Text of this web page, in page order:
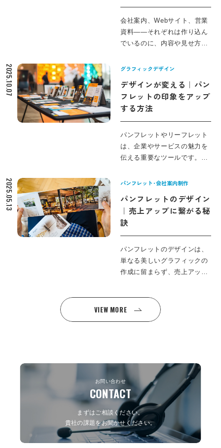
ころ、BtoB企業ならではの営
業プロセスとの相性、限られ
た予算での広告媒体比較と組
み合わせ方まで「広告の出し
「どのタイミングで外部パー
断できる実務的な視点から、
順番に整理していきます。
会社案内、Webサイト、営業
資料――それぞれは作り込ん
でいるのに、内容や見せ方が
なのか伝わりきっていない」
か？BtoB営業ツールや販促物
を個別最適で作り足していく
と、営業現場での活用が属人
化し、せっかくの問い合わせ
が商談に進まない「静かな機
会損失」が起こります。 本記
事では、会社案内とWebサイ
知から商談まで一貫した「営
理します。「いつ・何を・ど
のツールで」伝えるべきかを
明確にし、点在するツールを
売上へと直結させる実務的な
視点を解説します。
2025.10.07 グラフィックデザイン
デザインが変える｜パン
フレットの印象をアップ
する方法
パンフレットやリーフレット
は、企業やサービスの魅力を
伝える重要なツールです。ど
も、見た目の印象やデザイン
右されてしまいます。そこで
本記事では、グラフィックデ
ザインの視点から、パンフレ
ットの印象をアップさせる具
体的なテクニックや工夫をわ
かりやすくご紹介します。
「第一印象を高めるビジュア
選び方」、「レイアウトで差
をつけるコツ」や「読みやす
みやすいパンフレット作成に
役立つエッセンスを詰め込み
ました。 あなたのパンフレッ
トが、もっと印象的で魅力的
に生まれ変わるヒントがきっ
と見つかります。気になる続
きは、ぜひ本文でご覧くださ
い。
2025.05.13 パンフレット･会社案内制作
パンフレットのデザイン
｜売上アップに繋がる秘
訣
パンフレットのデザインは、
単なる美しいグラフィックの
作成に留まらず、売上アップ
し、すべてのパンフレットが
期待する効果を発揮するわけ
問に答えるべく、効果的なデ
ザインの基本要素からターゲ
ットオーディエンスの分析、
さらに色やフォントの選択、
画像使用のテクニックまで、
重要なポイントを解説しま
す。特にグラフィックデザイ
ンの視点から、わかりやす
VIEW MORE
お問い合わせ
CONTACT
まずはご相談ください。
貴社の課題をお聞かせください。